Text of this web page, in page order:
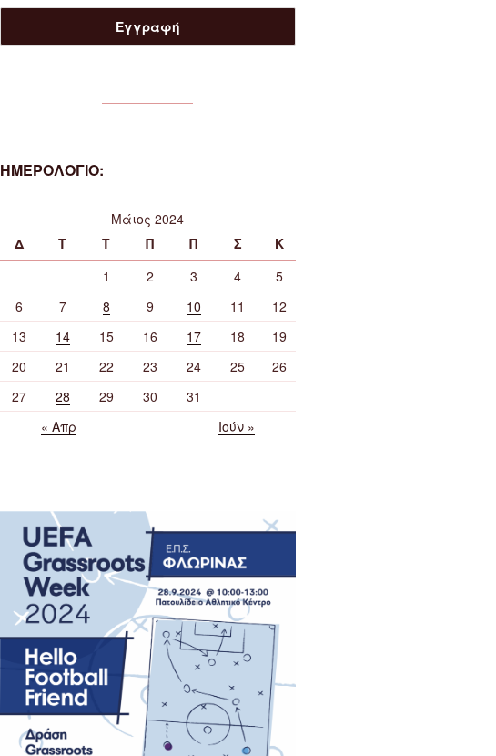
ΗΜΕΡΟΛΟΓΙΟ:
Μάιος 2024
Δ
Τ Τ Π Π Σ
Κ
1
2 3 4
5
6
7 8 9 10 11
12
13
14 15 16 17 18
19
20
21 22 23 24 25
26
27
28 29 30
31
« Απρ
Ιούν »